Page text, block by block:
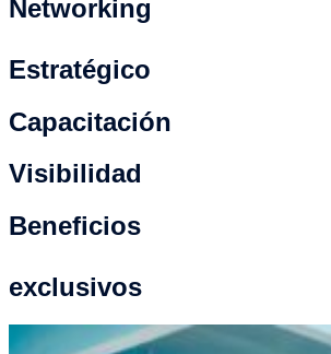
Networking
Estratégico
Capacitación
Visibilidad
Beneficios
exclusivos